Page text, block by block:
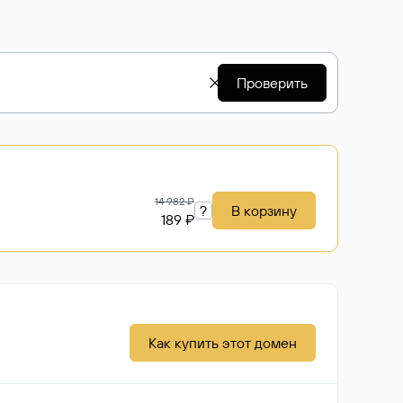
Проверить
14 982 ₽
189 ₽ ? В корзину
Как купить этот домен